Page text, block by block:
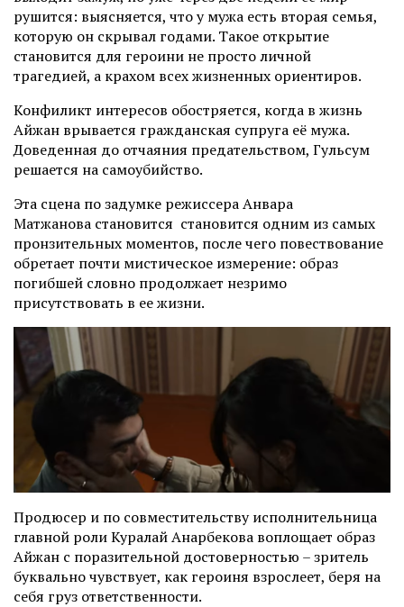
рушится: выясняется, что у мужа есть вторая семья,
которую он скрывал годами. Такое открытие
становится для героини не просто личной
трагедией, а крахом всех жизненных ориентиров.
Конфиликт интересов обостряется, когда в жизнь
Айжан врывается гражданская супруга её мужа.
Доведенная до отчаяния предательством, Гульсум
решается на самоубийство.
Эта сцена по задумке режиссера Анвара
Матжанова становится становится одним из самых
пронзительных моментов, после чего повествование
обретает почти мистическое измерение: образ
погибшей словно продолжает незримо
присутствовать в ее жизни.
Продюсер и по совместительству исполнительница
главной роли Куралай Анарбекова воплощает образ
Айжан с поразительной достоверностью –зритель
буквально чувствует, как героиня взрослеет, беря на
себя груз ответственности.